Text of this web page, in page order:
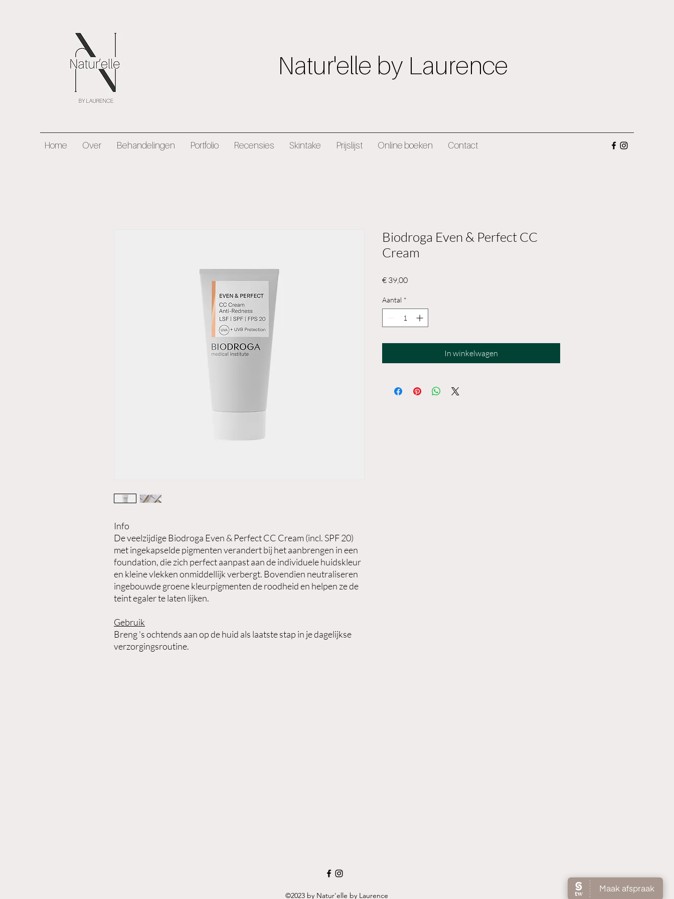
Natur'elle by Laurence
Home Over Behandelingen Portfolio Recensies Skintake Prijslijst Online boeken Contact
Info
De veelzijdige Biodroga Even & Perfect CC Cream (incl. SPF 20)
met ingekapselde pigmenten verandert bij het aanbrengen in een
foundation, die zich perfect aanpast aan de individuele huidskleur
en kleine vlekken onmiddellijk verbergt. Bovendien neutraliseren
ingebouwde groene kleurpigmenten de roodheid en helpen ze de
teint egaler te laten lijken.
Gebruik
Breng 's ochtends aan op de huid als laatste stap in je dagelijkse
verzorgingsroutine.
Biodroga Even & Perfect CC
Cream
€ 39,00Prijs
Aantal *
In winkelwagen
©2023 by Natur'elle by Laurence